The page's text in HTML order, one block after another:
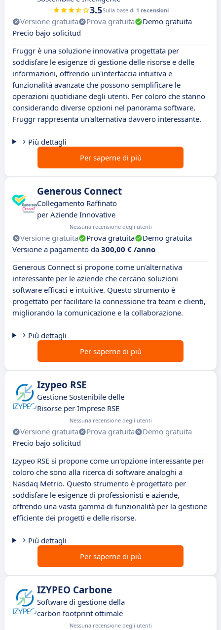
3.5Sulla base di 1 recensioni
Versione gratuita Prova gratuita
Demo gratuita
Precio bajo solicitud
Fruggr è una soluzione innovativa progettata per
soddisfare le esigenze di gestione delle risorse e delle
informazioni, offrendo un'interfaccia intuitiva e
funzionalità avanzate che possono semplificare le
operazioni quotidiane degli utenti. Per coloro che stanno
considerando diverse opzioni nel panorama software,
Fruggr rappresenta un'alternativa davvero interessante.
Più dettagli
Per saperne di più
Generous Connect
Collegamento Raffinato
per Aziende Innovative
Nessuna recensione degli utenti
Versione gratuita Prova gratuita
Demo gratuita
Versione a pagamento da 300,00 € /anno
Generous Connect si propone come un'alternativa
interessante per le aziende che cercano soluzioni
software efficaci e intuitive. Questo strumento è
progettato per facilitare la connessione tra team e clienti,
migliorando la comunicazione e la collaborazione.
Più dettagli
Per saperne di più
Izypeo RSE
Gestione Sostenibile delle
Risorse per Imprese RSE
Nessuna recensione degli utenti
Versione gratuita Prova gratuita
Demo gratuita
Precio bajo solicitud
Izypeo RSE si propone come un'opzione interessante per
coloro che sono alla ricerca di software analoghi a
Nasdaq Metrio. Questo strumento è progettato per
soddisfare le esigenze di professionisti e aziende,
offrendo una vasta gamma di funzionalità per la gestione
efficiente dei progetti e delle risorse.
Più dettagli
Per saperne di più
IZYPEO Carbone
Software di gestione della
carbon footprint ottimale
Nessuna recensione degli utenti